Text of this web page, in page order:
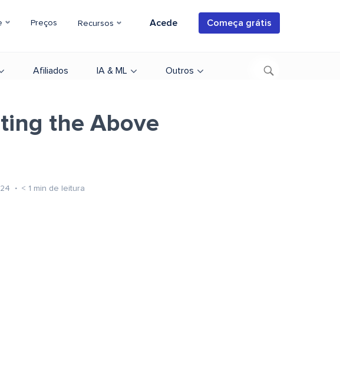
Preços Recursos Acede Começa grátis
Afiliados IA & ML Outros
the Above
< 1 min de leitura